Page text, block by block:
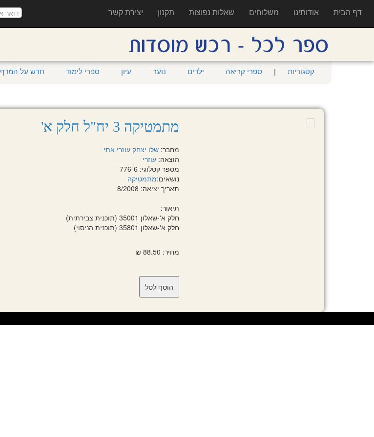
דף הבית אודותינו משלוחים שאלות נפוצות תקנון יצירת קשר
קטגוריות | ספרי קריאה ילדים נוער עיון ספרי לימוד חדש על המדף
מתמטיקה 3 יח"ל חלק א'
מחבר:שלו יצחק עוזרי אתי
הוצאה:עוזרי
מספר קטלוגי: 776-6
נושאים:מתמטיקה
תאריך יציאה: 8/2008
תיאור:
חלק א'-שאלון 35001 (תוכנית צבירתית)
חלק א'-שאלון 35801 (תוכנית הניסוי)
מחיר: 88.50 ₪